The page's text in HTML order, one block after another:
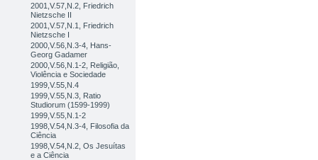
2001,V.57,N.2, Friedrich
Nietzsche II
2001,V.57,N.1, Friedrich
Nietzsche I
2000,V.56,N.3-4, Hans-
Georg Gadamer
2000,V.56,N.1-2, Religião,
Violência e Sociedade
1999,V.55,N.4
1999,V.55,N.3, Ratio
Studiorum (1599-1999)
1999,V.55,N.1-2
1998,V.54,N.3-4, Filosofia da
Ciência
1998,V.54,N.2, Os Jesuítas
e a Ciência